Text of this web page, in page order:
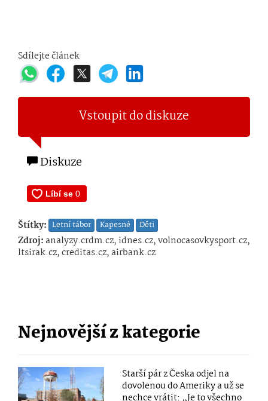
Sdílejte článek
Vstoupit do diskuze
Diskuze
Štítky: Letní tábor Kapesné Děti
Zdroj:analyzy.crdm.cz, idnes.cz, volnocasovkysport.cz,
ltsirak.cz, creditas.cz, airbank.cz
Nejnovější z kategorie
Starší pár z Česka odjel na
dovolenou do Ameriky a už se